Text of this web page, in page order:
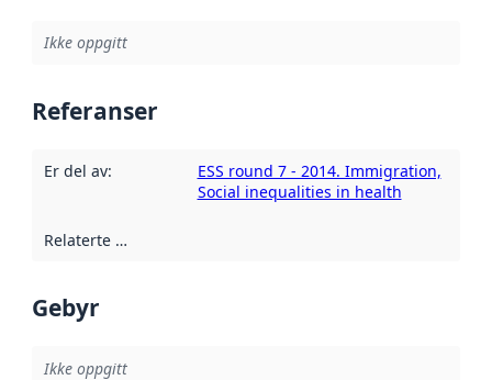
Ikke oppgitt
Referanser
Er del av:
ESS round 7 - 2014. Immigration,
Social inequalities in health
Relaterte ressurser
Gebyr
Ikke oppgitt